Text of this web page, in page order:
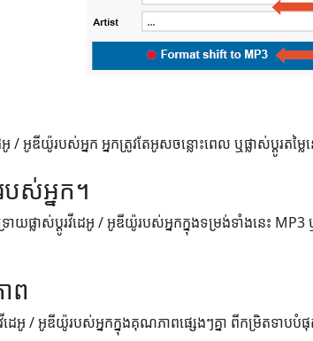
អូ / អូឌីយ៉ូរបស់អ្នក អ្នកត្រូវតែអូសចន្លោះពេល ឬផ្លាស់ប្តូរតម្
បស់អ្នក។
ទ្រាយផ្លាស់ប្តូរវីដេអូ / អូឌីយ៉ូរបស់អ្នកក្នុងទម្រង់ទាំងនេះ
ព
តូរវីដេអូ / អូឌីយ៉ូរបស់អ្នកក្នុងគុណភាពផ្សេងៗគ្នា ពីកម្រិតទ